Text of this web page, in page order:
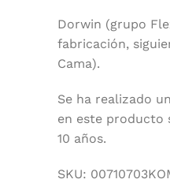
Dorwin (grupo
fabricación,
Cama).
Se ha realizado
en este producto
10 años.
SKU: